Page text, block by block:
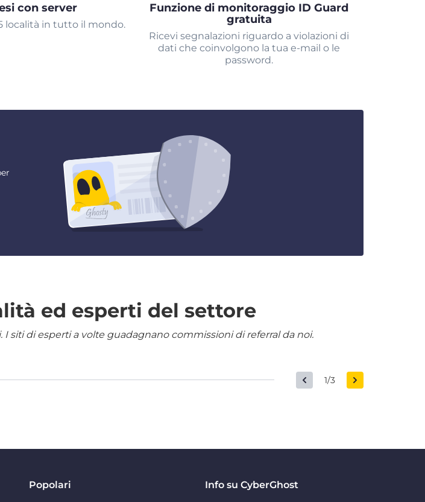
con server
località in tutto il mondo.
Funzione di monitoraggio ID Guard
gratuita
Ricevi segnalazioni riguardo a violazioni di
dati che coinvolgono la tua e-mail o le
password.
ed esperti del settore
siti di esperti a volte guadagnano commissioni di referral da noi.
1/3
Popolari Info su CyberGhost